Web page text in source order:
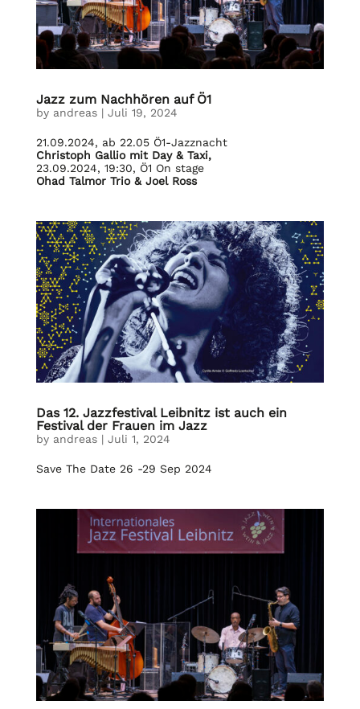
Jazz zum Nachhören auf Ö1
by andreas| Juli 19, 2024
21.09.2024, ab 22.05 Ö1-Jazznacht
Christoph Gallio mit Day & Taxi,
23.09.2024, 19:30, Ö1 On stage
Ohad Talmor Trio & Joel Ross
Das 12. Jazzfestival Leibnitz ist auch ein
Festival der Frauen im Jazz
by andreas| Juli 1, 2024
Save The Date 26 -29 Sep 2024